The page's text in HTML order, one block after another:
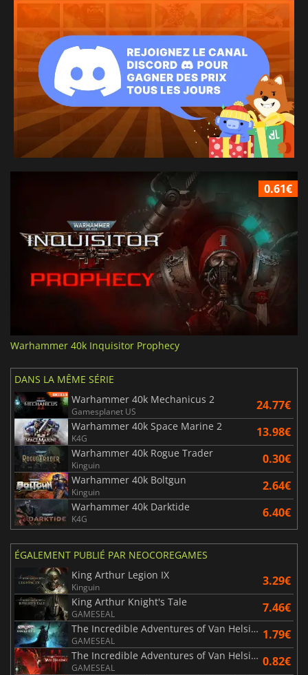
0.61€
Warhammer 40k Inquisitor Prophecy
DANS LA MÊME SÉRIE
Warhammer 40k Mechanicus 2
Gamesplanet US 24.77€
Warhammer 40k Space Marine 2
K4G 13.98€
Warhammer 40k Rogue Trader
Kinguin 0.30€
Warhammer 40k Boltgun
Kinguin 2.64€
Warhammer 40k Darktide
K4G 6.40€
ÉGALEMENT PUBLIÉ PAR NEOCOREGAMES
King Arthur Legion IX
Kinguin 3.29€
King Arthur Knight's Tale
GAMESEAL 7.46€
The Incredible Adventures of Van Helsing Final Cut
GAMESEAL 1.79€
The Incredible Adventures of Van Helsing III
GAMESEAL 0.82€